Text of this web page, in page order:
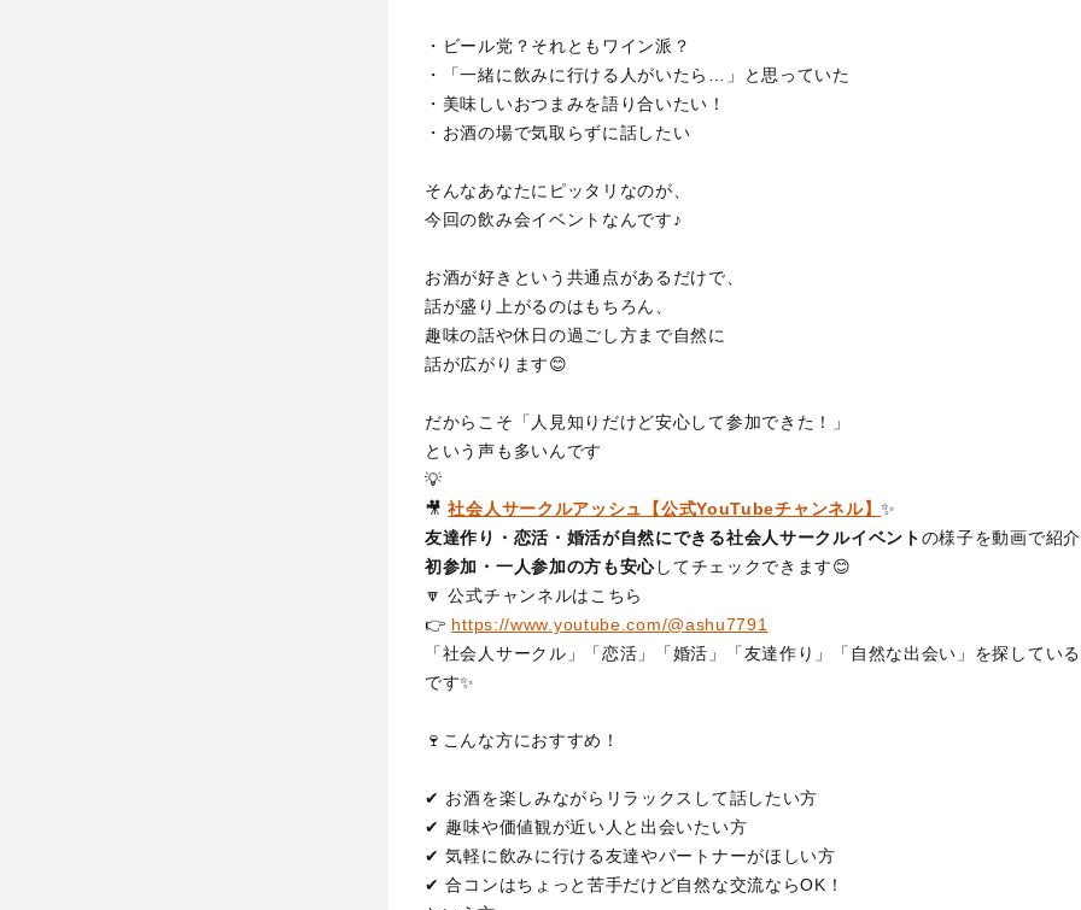
・ビール党？それともワイン派？
・「一緒に飲みに行ける人がいたら…」と思っていた
・美味しいおつまみを語り合いたい！
・お酒の場で気取らずに話したい
そんなあなたにピッタリなのが、
今回の飲み会イベントなんです♪
お酒が好きという共通点があるだけで、
話が盛り上がるのはもちろん、
趣味の話や休日の過ごし方まで自然に
話が広がります😊
だからこそ「人見知りだけど安心して参加できた！」
という声も多いんです
💡
🎥社会人サークルアッシュ【公式YouTubeチャンネル】✨
友達作り・恋活・婚活が自然にできる社会人サークルイベントの様子を動画で紹
初参加・一人参加の方も安心してチェックできます😊
🔽 公式チャンネルはこちら
👉 https://www.youtube.com/@ashu7791
「社会人サークル」「恋活」「婚活」「友達作り」「自然な出会い」を探してい
です✨
🍷こんな方におすすめ！
✔ お酒を楽しみながらリラックスして話したい方
✔ 趣味や価値観が近い人と出会いたい方
✔ 気軽に飲みに行ける友達やパートナーがほしい方
✔ 合コンはちょっと苦手だけど自然な交流ならOK！